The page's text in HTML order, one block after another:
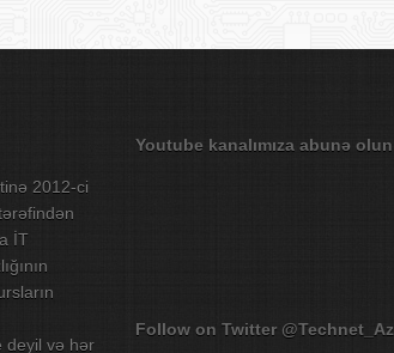
2012-ci
İT
deyil və hər
Youtube kanalımıza abunə olun
Follow on Twitter @Technet_Az